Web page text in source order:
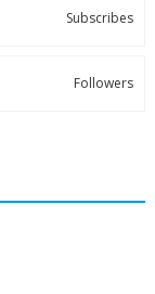
Subscribes
Followers